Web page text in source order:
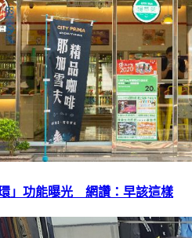
」功能曝光 網讚：早該這樣